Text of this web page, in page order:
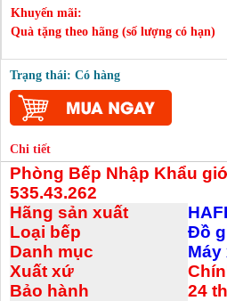
Khuyến mãi:
Quà tặng theo hãng (số lượng có hạn)
Trạng thái: Có hàng
Chi tiết
Phòng Bếp Nhập Khẩu
535.43.262
Hãng sản xuất
Loại bếp
Đồ
Danh mục
Máy
Xuất xứ
Bảo hành
24